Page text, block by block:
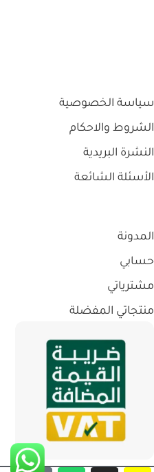
سياسة الخصوصية
الشروط والاحكام
النشرة البريدية
الأسئلة الشائعة
المدونة
حسابي
مشترياتي
منتجاتي المفضلة